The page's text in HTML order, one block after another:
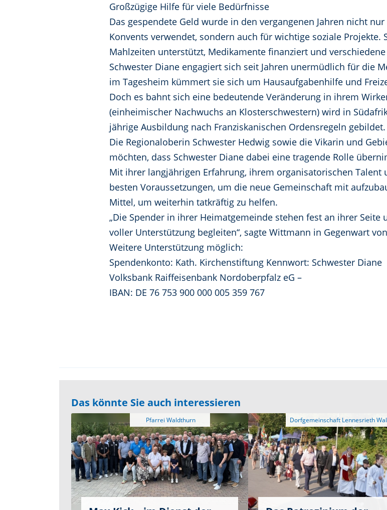
Großzügige Hilfe für viele Bedürfnisse
Das gespendete Geld wurde in den vergangenen Jahren nicht
Konvents verwendet, sondern auch für wichtige soziale
Mahlzeiten unterstützt, Medikamente finanziert und
Schwester Diane engagiert sich seit Jahren unermüdlich für die
im Tagesheim kümmert sie sich um Hausaufgabenhilfe und
Doch es bahnt sich eine bedeutende Veränderung in ihrem
(einheimischer Nachwuchs an Klosterschwestern) wird in
jährige Ausbildung nach Franziskanischen Ordensregeln gebildet.
Die Regionaloberin Schwester Hedwig sowie die Vikarin und
möchten, dass Schwester Diane dabei eine tragende Rolle
Mit ihrer langjährigen Erfahrung, ihrem organisatorischen
besten Voraussetzungen, um die neue Gemeinschaft mit
Mittel, um weiterhin tatkräftig zu helfen.
„Die Spender in ihrer Heimatgemeinde stehen fest an ihrer
voller Unterstützung begleiten“, sagte Wittmann in Gegenwart
Weitere Unterstützung möglich:
Spendenkonto: Kath. Kirchenstiftung Kennwort: Schwester Diane
Volksbank Raiffeisenbank Nordoberpfalz eG –
IBAN: DE 76 753 900 000 005 359 767
Das könnte Sie auch interessieren
Pfarrei Waldthurn